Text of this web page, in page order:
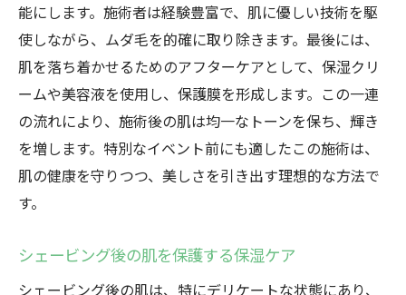
能にします。施術者は経験豊富で、肌に優しい技術を駆
使しながら、ムダ毛を的確に取り除きます。最後には、
肌を落ち着かせるためのアフターケアとして、保湿クリ
ームや美容液を使用し、保護膜を形成します。この一連
の流れにより、施術後の肌は均一なトーンを保ち、輝き
を増します。特別なイベント前にも適したこの施術は、
肌の健康を守りつつ、美しさを引き出す理想的な方法で
す。
シェービング後の肌を保護する保湿ケア
シェービング後の肌は、特にデリケートな状態にあり、